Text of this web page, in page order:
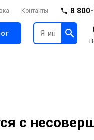
Контакты 8
с